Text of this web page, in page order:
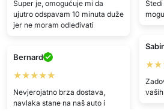
Super je, omogućuje mi da
ujutro odspavam 10 minuta duže
jer ne moram odleđivati
Bernard
★★★★★
Nevjerojatno brza dostava,
navlaka stane na naš auto i